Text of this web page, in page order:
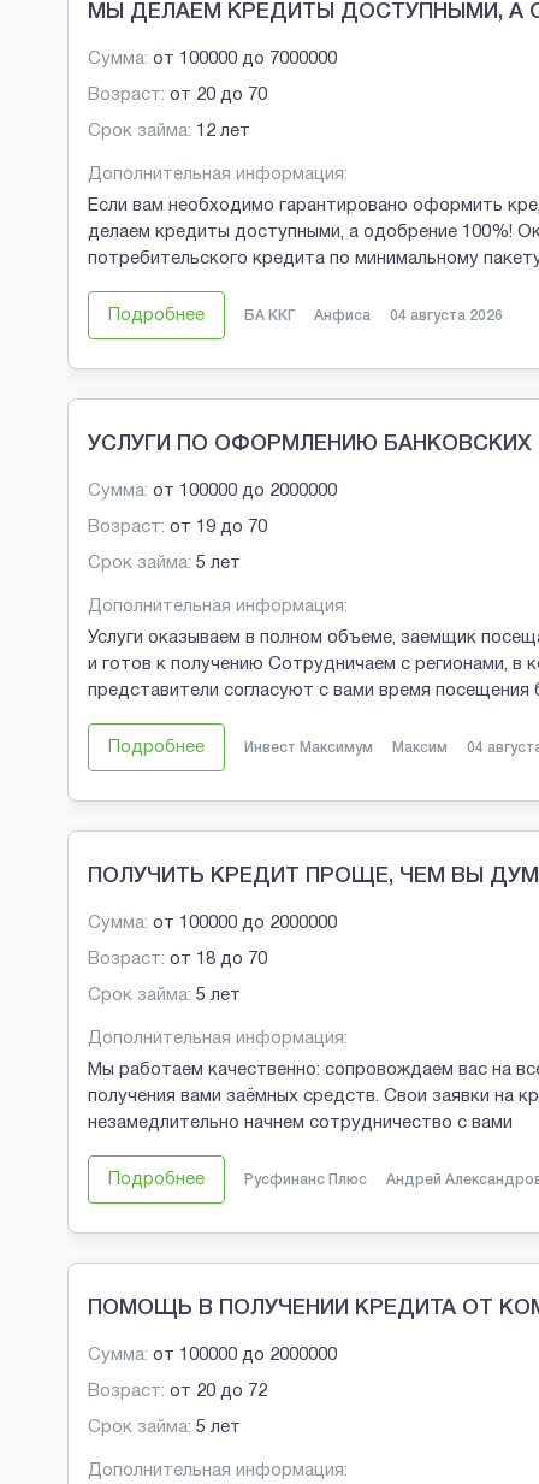
МЫ ДЕЛАЕМ КРЕДИТЫ ДОСТУПНЫМИ, А
Сумма: от 100000 до 7000000
Возраст: от 20 до 70
Срок займа: 12 лет
Дополнительная информация:
Если вам необходимо гарантировано оформить
делаем кредиты доступными, а одобрение 100%!
потребительского кредита по минимальному
Подробнее БА ККГ Анфиса 04 августа 2026
УСЛУГИ ПО ОФОРМЛЕНИЮ БАНКОВСКИХ
Сумма: от 100000 до 2000000
Возраст: от 19 до 70
Срок займа: 5 лет
Дополнительная информация:
Услуги оказываем в полном объеме, заемщик
и готов к получению Сотрудничаем с регионами, в
представители согласуют с вами время
Подробнее Инвест Максимум Максим 04
ПОЛУЧИТЬ КРЕДИТ ПРОЩЕ, ЧЕМ ВЫ
Сумма: от 100000 до 2000000
Возраст: от 18 до 70
Срок займа: 5 лет
Дополнительная информация:
Мы работаем качественно: сопровождаем вас на
получения вами заёмных средств. Свои заявки на
незамедлительно начнем сотрудничество с вами
Подробнее Русфинанс Плюс Андрей
ПОМОЩЬ В ПОЛУЧЕНИИ КРЕДИТА ОТ
Сумма: от 100000 до 2000000
Возраст: от 20 до 72
Срок займа: 5 лет
Дополнительная информация: